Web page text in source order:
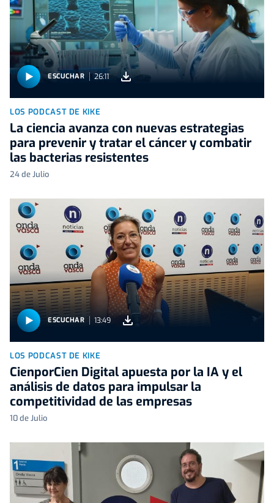
ESCUCHAR 26:11
LOS PODCAST DE KIKE
La ciencia avanza con nuevas estrategias
para prevenir y tratar el cáncer y combatir
las bacterias resistentes
24 de Julio
ESCUCHAR 13:49
LOS PODCAST DE KIKE
CienporCien Digital apuesta por la IA y el
análisis de datos para impulsar la
competitividad de las empresas
10 de Julio